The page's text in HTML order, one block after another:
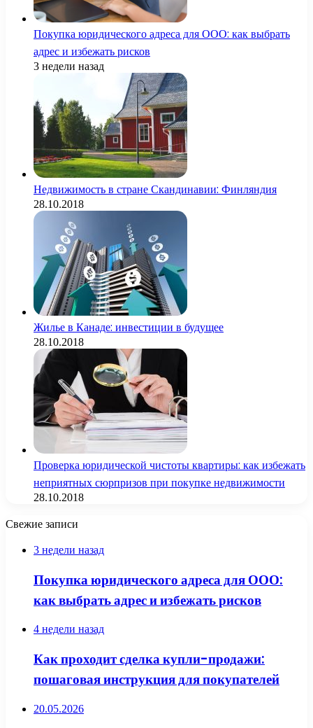
Покупка юридического адреса для ООО: как выбрать
адрес и избежать рисков
3 недели назад
Недвижимость в стране Скандинавии: Финляндия
28.10.2018
Жилье в Канаде: инвестиции в будущее
28.10.2018
Проверка юридической чистоты квартиры: как избежать
неприятных сюрпризов при покупке недвижимости
28.10.2018
Свежие записи
3 недели назад
Покупка юридического адреса для ООО:
как выбрать адрес и избежать рисков
4 недели назад
Как проходит сделка купли-продажи:
пошаговая инструкция для покупателей
20.05.2026